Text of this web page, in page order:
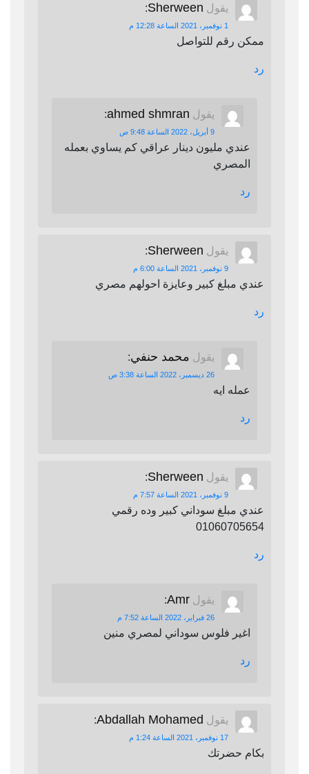
يقول Sherween
:
1 نوفمبر، 2021 الساعة 12:28 م
ممكن رقم للتواصل
رد
يقول ahmed shmran
:
9 أبريل، 2022 الساعة 9:48 ص
عندي مليون دينار عراقي كم يساوي بعمله
المصري
رد
يقول Sherween
:
9 نوفمبر، 2021 الساعة 6:00 م
عندي مبلغ كبير وعايزة احولهم مصري
رد
يقول محمد حنفي:
26 ديسمبر، 2022 الساعة 3:38 ص
عمله ايه
رد
يقول Sherween
:
9 نوفمبر، 2021 الساعة 7:57 م
عندي مبلغ سوداني كبير وده رقمي
01060705654
رد
يقول Amr
:
26 فبراير، 2022 الساعة 7:52 م
اغير فلوس سوداني لمصري منين
رد
يقول Abdallah Mohamed
:
17 نوفمبر، 2021 الساعة 1:24 م
بكام حضرتك